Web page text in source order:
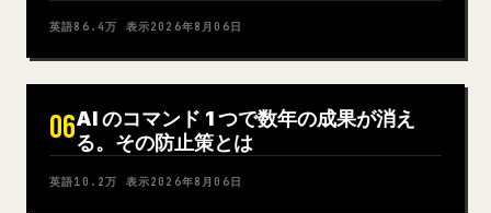
英語86.4万 表示2026年8月06日
06AI のコマンド 1 つで数年の成果が消え
る。その防止策とは
英語10.2万 表示2026年8月06日